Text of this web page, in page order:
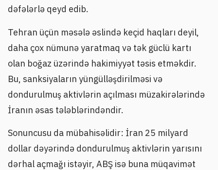
dəfələrlə qeyd edib.
Tehran üçün məsələ əslində keçid haqları deyil,
daha çox nümunə yaratmaq və tək güclü kartı
olan boğaz üzərində hakimiyyət təsis etməkdir.
Bu, sanksiyaların yüngülləşdirilməsi və
dondurulmuş aktivlərin açılması müzakirələrində
İranın əsas tələblərindəndir.
Sonuncusu da mübahisəlidir: İran 25 milyard
dollar dəyərində dondurulmuş aktivlərin yarısını
dərhal açmağı istəyir, ABŞ isə buna müqavimət